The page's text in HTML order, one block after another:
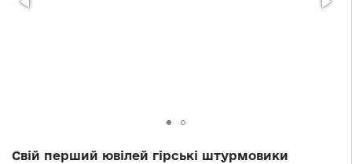
Свій перший ювілей гірські штурмовики